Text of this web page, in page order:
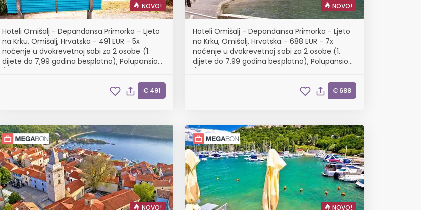
NOVO!
Hoteli Omišalj - Depandansa Primorka - Ljeto
na Krku, Omišalj, Hrvatska - 491 EUR - 5x
noćenje u dvokrevetnoj sobi za 2 osobe (1.
dijete do 7,99 godina besplatno), Polupansion
€ 491
NOVO!
Hoteli Omišalj - Depandansa Primorka - Ljeto
na Krku, Omišalj, Hrvatska - 688 EUR - 7x
noćenje u dvokrevetnoj sobi za 2 osobe (1.
dijete do 7,99 godina besplatno), Polupansion
€ 688
NOVO! NOVO!